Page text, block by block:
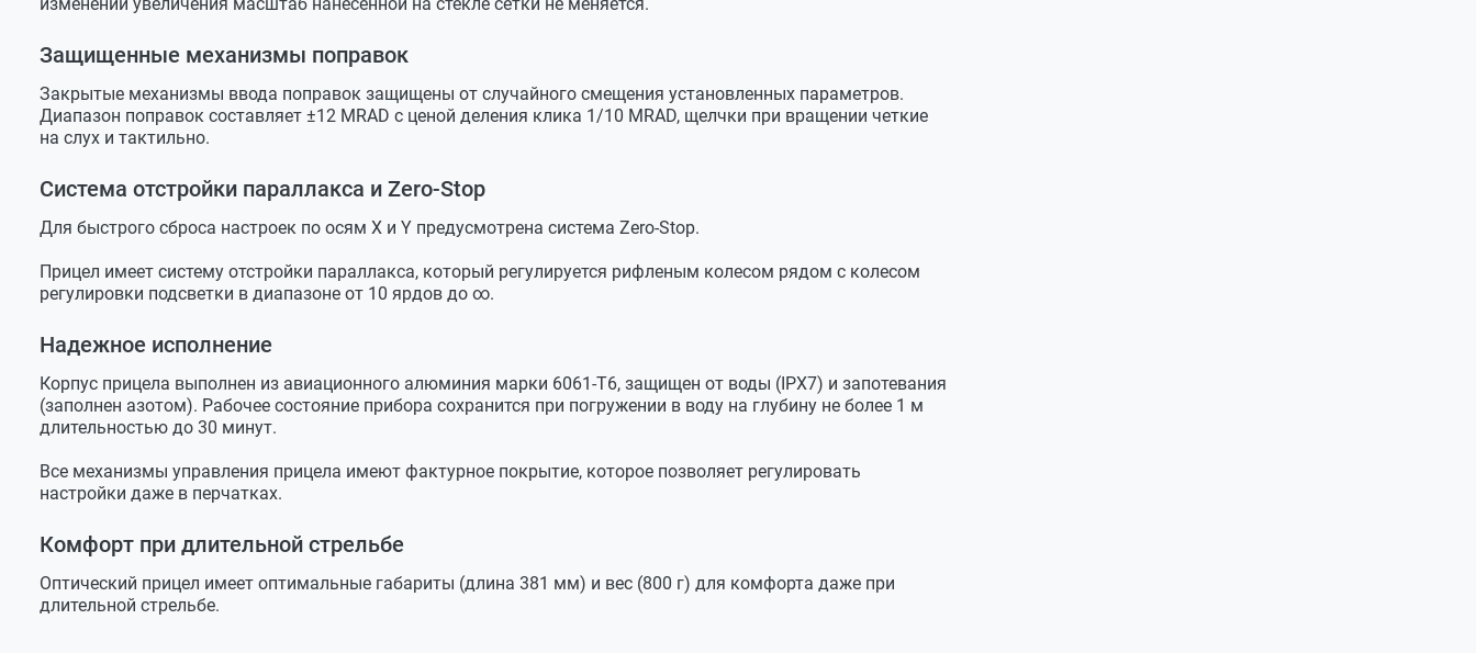
Защищенные механизмы поправок
Закрытые механизмы ввода поправок защищены от случайного смещения установленных параметров.
Диапазон поправок составляет ±12 MRAD с ценой деления клика 1/10 MRAD, щелчки при вращении четкие
на слух и тактильно.
Система отстройки параллакса и Zero-Stop
Для быстрого сброса настроек по осям X и Y предусмотрена система Zero-Stop.
Прицел имеет систему отстройки параллакса, который регулируется рифленым колесом рядом с колесом
регулировки подсветки в диапазоне от 10 ярдов до ∞.
Надежное исполнение
Корпус прицела выполнен из авиационного алюминия марки 6061-T6, защищен от воды (IPX7) и запотевания
(заполнен азотом). Рабочее состояние прибора сохранится при погружении в воду на глубину не более 1 м
длительностью до 30 минут.
Все механизмы управления прицела имеют фактурное покрытие, которое позволяет регулировать
настройки даже в перчатках.
Комфорт при длительной стрельбе
Оптический прицел имеет оптимальные габариты (длина 381 мм) и вес (800 г) для комфорта даже при
длительной стрельбе.